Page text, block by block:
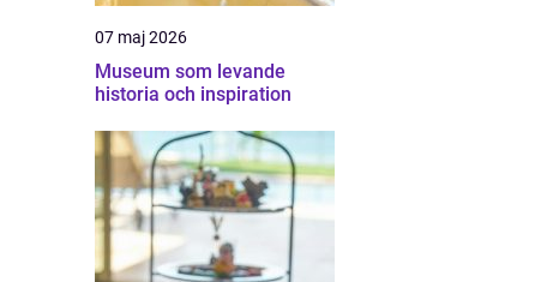
07 maj 2026
Museum som levande
historia och inspiration